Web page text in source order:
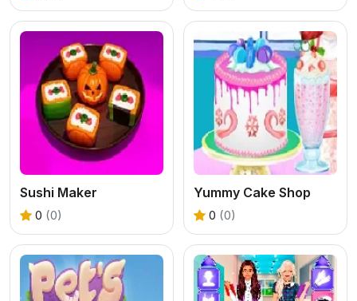
Sushi Maker
0 (0)
Yummy Cake Shop
0 (0)